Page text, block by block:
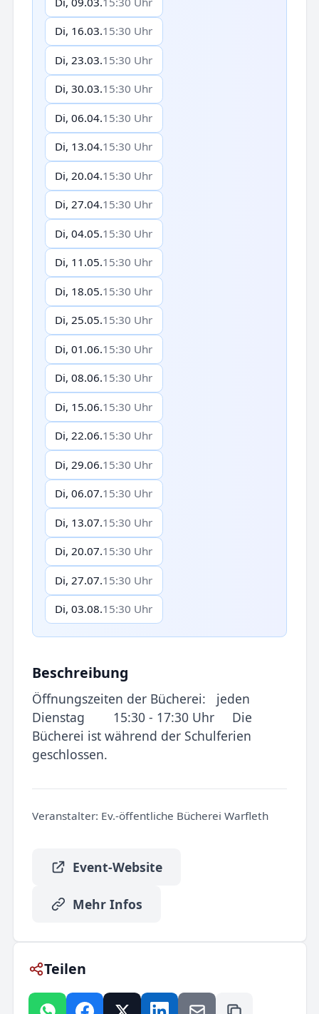
Di, 16.03.15:30 Uhr
Di, 23.03.15:30 Uhr
Di, 30.03.15:30 Uhr
Di, 06.04.15:30 Uhr
Di, 13.04.15:30 Uhr
Di, 20.04.15:30 Uhr
Di, 27.04.15:30 Uhr
Di, 04.05.15:30 Uhr
Di, 11.05.15:30 Uhr
Di, 18.05.15:30 Uhr
Di, 25.05.15:30 Uhr
Di, 01.06.15:30 Uhr
Di, 08.06.15:30 Uhr
Di, 15.06.15:30 Uhr
Di, 22.06.15:30 Uhr
Di, 29.06.15:30 Uhr
Di, 06.07.15:30 Uhr
Di, 13.07.15:30 Uhr
Di, 20.07.15:30 Uhr
Di, 27.07.15:30 Uhr
Di, 03.08.15:30 Uhr
Beschreibung
Öffnungszeiten der Bücherei: jeden
Dienstag 15:30 - 17:30 Uhr Die
Bücherei ist während der Schulferien
geschlossen.
Veranstalter: Ev.-öffentliche Bücherei Warfleth
Event-Website
Mehr Infos
Teilen